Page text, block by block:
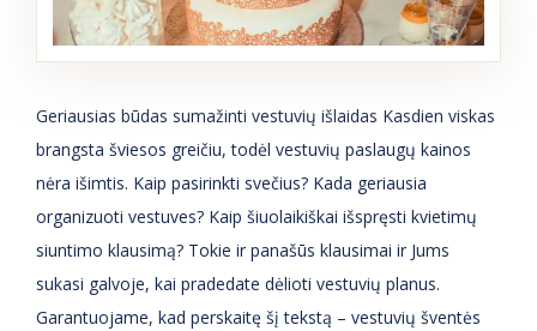
Geriausias būdas sumažinti vestuvių išlaidas Kasdien viskas
brangsta šviesos greičiu, todėl vestuvių paslaugų kainos
nėra išimtis. Kaip pasirinkti svečius? Kada geriausia
organizuoti vestuves? Kaip šiuolaikiškai išspręsti kvietimų
siuntimo klausimą? Tokie ir panašūs klausimai ir Jums
sukasi galvoje, kai pradedate dėlioti vestuvių planus.
Garantuojame, kad perskaitę šį tekstą – vestuvių šventės